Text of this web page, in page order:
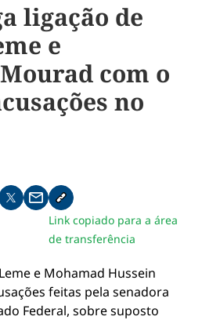
ligação de
e
com o
no
pelo whatsapp
no facebook
Compartilhar no twitter
Compartilhe pelo email
Copiar link da notícia
Link copiado para a área
de transferência
e Mohamad Hussein
feitas pela senadora
Federal, sobre suposto